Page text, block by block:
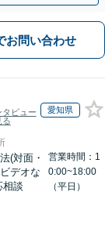
お問い合わせ
タビュー
る
愛知県
(対面・
デオな
相談
営業時間：1
0:00~18:00
（平日）